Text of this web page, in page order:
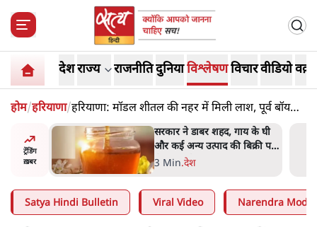
देशराज्य राजनीतिदुनियाविश्लेषणविचारवीडियो
होम/हरियाणा/हरियाणा: मॉडल शीतल की नहर में मिली लाश, पूर्व बॉयफ्रेंड
पर शक
ट्रेंडिंग
ख़बर
के घी
पर
'महाराष्ट्र में गैर बीजेपी वोटरों के
नामों को काटने की बड़ी साज़िश'-
रोहित पवार का आरोप
4 Min.महाराष्ट्र
Satya Hindi Bulletin Viral Video Narendra Modi